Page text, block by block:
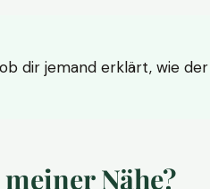
dir jemand erklärt, wie
Nähe?